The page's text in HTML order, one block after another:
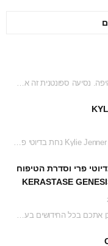
פרי וסדרת הטיפוח